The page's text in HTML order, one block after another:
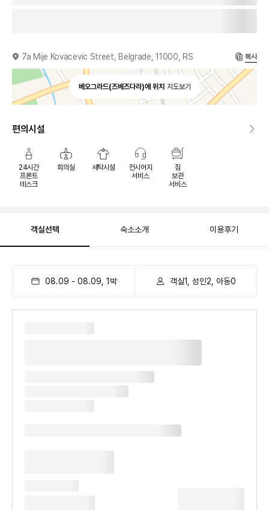
7a Mije Kovacevic Street, Belgrade, 11000, RS 복사
베오그라드(즈베즈다라)에 위치 지도보기
편의시설
24시간
프론트
데스크
회의실 세탁시설
컨시어지
서비스
짐
보관
서비스
객실선택 숙소소개 이용후기
08.09 - 08.09 1 박 객실1, 성인2, 아동0